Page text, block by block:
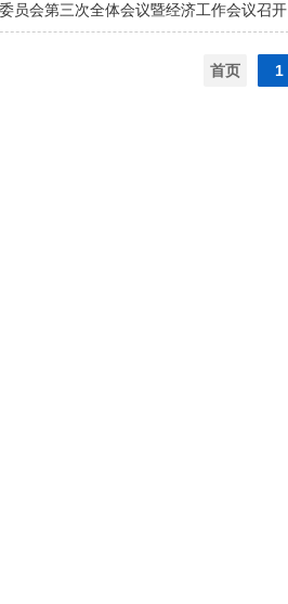
员会第三次全体会议暨经济工作会议召开
首页 1